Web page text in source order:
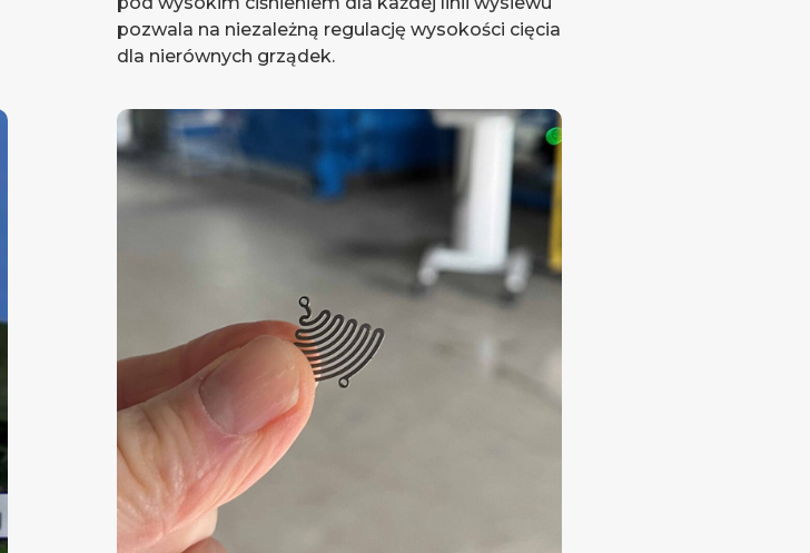
pozwala na niezależną regulację wysokości cięcia
dla nierównych grządek.